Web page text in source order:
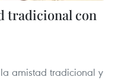
tradicional con
amistad tradicional y